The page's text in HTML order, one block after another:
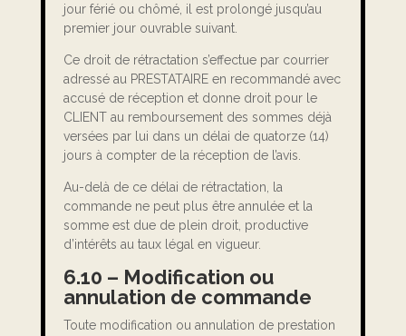
jour férié ou chômé, il est prolongé jusqu’au
premier jour ouvrable suivant.
Ce droit de rétractation s’effectue par courrier
adressé au PRESTATAIRE en recommandé avec
accusé de réception et donne droit pour le
CLIENT au remboursement des sommes déjà
versées par lui dans un délai de quatorze (14)
jours à compter de la réception de l’avis.
Au-delà de ce délai de rétractation, la
commande ne peut plus être annulée et la
somme est due de plein droit, productive
d’intérêts au taux légal en vigueur.
6.10 – Modification ou
annulation de commande
Toute modification ou annulation de prestation